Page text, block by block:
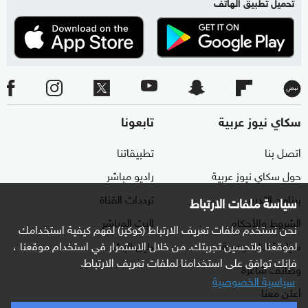
سياسة ملفات الارتباط
نحن نستخدم ملفات تعريف الارتباط (كوكيز) لفهم كيفية استخدامك
لموقعنا ولتحسين تجربتك. من خلال الاستمرار في استخدام موقعنا ،
فإنك توافق على استخدامنا لملفات تعريف الارتباط.
سياسية الخصوصية
سكاي نيوز عربية
اتصل بنا
حول سكاي نيوز عربية
برنامج التدريب
الشروط والأحكام
سياسة الخصوصية
وظائف شاغرة
أعلن معنا
تابعونا
تطبيقاتنا
راديو مباشر
ترددات القناة
البث المباشر
دليل البث